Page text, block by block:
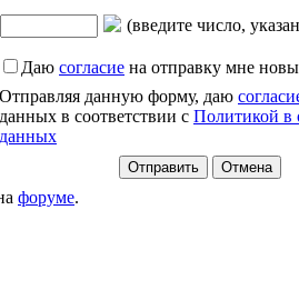
(введите число,
Даю согласие на отправку мне
Отправляя данную форму, даю
данных в соответствии с Политикой в
данных
форуме.